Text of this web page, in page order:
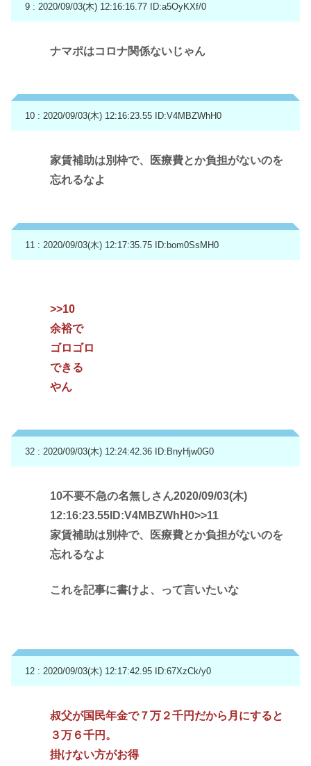
9 : 2020/09/03(木) 12:16:16.77 ID:a5OyKXf/0
ナマポはコロナ関係ないじゃん
10 : 2020/09/03(木) 12:16:23.55 ID:V4MBZWhH0
家賃補助は別枠で、医療費とか負担がないのを
忘れるなよ
11 : 2020/09/03(木) 12:17:35.75 ID:bom0SsMH0
>>10
余裕で
ゴロゴロ
できる
やん
32 : 2020/09/03(木) 12:24:42.36 ID:BnyHjw0G0
10不要不急の名無しさん2020/09/03(木)
12:16:23.55ID:V4MBZWhH0>>11
家賃補助は別枠で、医療費とか負担がないのを
忘れるなよ
これを記事に書けよ、って言いたいな
12 : 2020/09/03(木) 12:17:42.95 ID:67XzCk/y0
叔父が国民年金で７万２千円だから月にすると
３万６千円。
掛けない方がお得